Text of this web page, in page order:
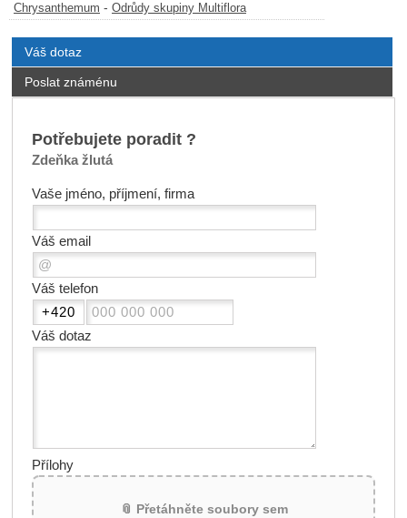
Chrysanthemum - Odrůdy skupiny Multiflora
Váš dotaz
Poslat známénu
Potřebujete poradit ?
Zdeňka žlutá
Vaše jméno, příjmení, firma
Váš email
Váš telefon
Váš dotaz
Přílohy
📎 Přetáhněte soubory sem